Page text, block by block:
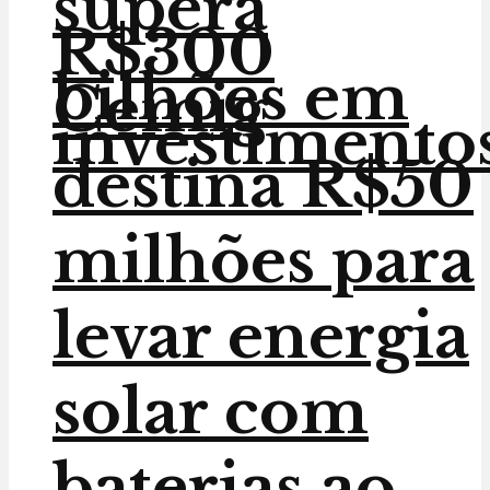
R$300
bilhões em
Cemig
destina R$50
milhões para
levar energia
solar com